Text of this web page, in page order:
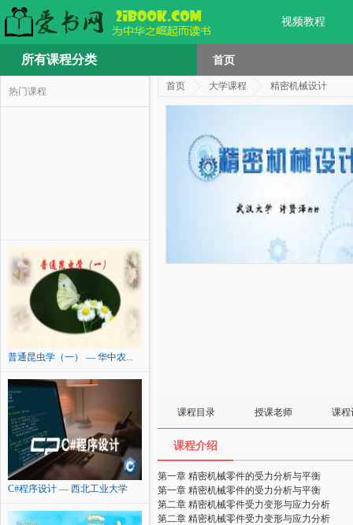
视频教程
所有课程分类 首页
热门课程
普通昆虫学（一） — 华中农...
C#程序设计 — 西北工业大学
首页 大学课程 精密机械设计
课程目录 授课老师 课程
课程介绍
第一章 精密机械零件的受力分析与平衡
第一章 精密机械零件的受力分析与平衡
第二章 精密机械零件受力变形与应力分析
第二章 精密机械零件受力变形与应力分析